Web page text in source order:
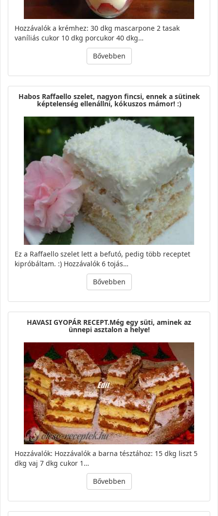
Hozzávalók a krémhez: 30 dkg mascarpone 2 tasak
vaníliás cukor 10 dkg porcukor 40 dkg…
Bővebben
Habos Raffaello szelet, nagyon fincsi, ennek a sütinek
képtelenség ellenállni, kókuszos mámor! :)
Ez a Raffaello szelet lett a befutó, pedig több receptet
kipróbáltam. :) Hozzávalók 6 tojás…
Bővebben
HAVASI GYOPÁR RECEPT.Még egy süti, aminek az
ünnepi asztalon a helye!
Hozzávalók: Hozzávalók a barna tésztához: 15 dkg liszt 5
dkg vaj 7 dkg cukor 1…
Bővebben